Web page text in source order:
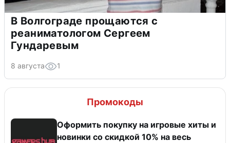
В Волгограде прощаются с
реаниматологом Сергеем
Гундаревым
8 августа 1
Промокоды
Оформить покупку на игровые хиты и
новинки со скидкой 10% на весь